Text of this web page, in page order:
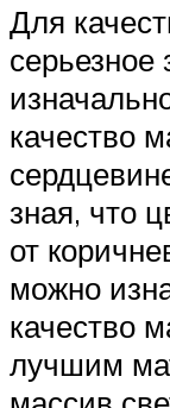
Для
серьезное
качество
зная, что
от
можно
качество
лучшим